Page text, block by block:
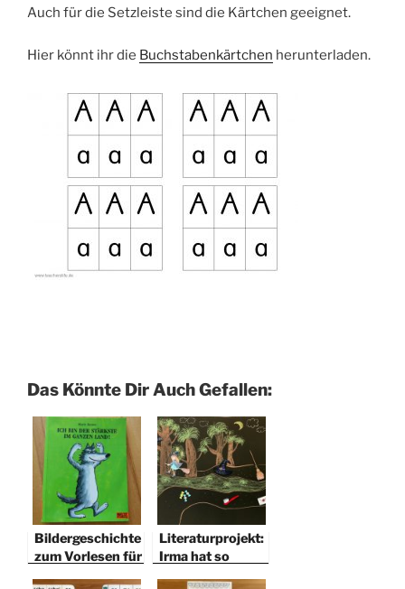
Auch für die Setzleiste sind die Kärtchen geeignet.
Hier könnt ihr die Buchstabenkärtchen herunterladen.
Das Könnte Dir Auch Gefallen:
Bildergeschichte
zum Vorlesen für
Literaturprojekt:
Irma hat so